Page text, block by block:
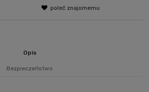
poleć znajomemu
Opis
Bezpieczeństwo